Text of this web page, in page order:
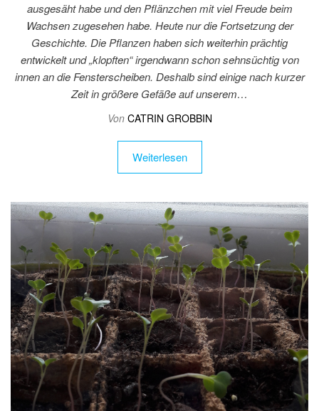
ausgesäht habe und den Pflänzchen mit viel Freude beim
Wachsen zugesehen habe. Heute nur die Fortsetzung der
Geschichte. Die Pflanzen haben sich weiterhin prächtig
entwickelt und „klopften“ irgendwann schon sehnsüchtig von
innen an die Fensterscheiben. Deshalb sind einige nach kurzer
Zeit in größere Gefäße auf unserem…
Von CATRIN GROBBIN
Weiterlesen